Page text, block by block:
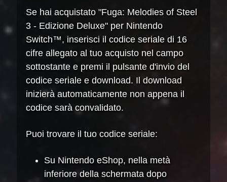
Se hai acquistato "Fuga: Melodies of Steel
3 - Edizione Deluxe" per Nintendo
Switch™, inserisci il codice seriale di 16
cifre allegato al tuo acquisto nel campo
sottostante e premi il pulsante d'invio del
codice seriale e download. Il download
inizierà automaticamente non appena il
codice sarà convalidato.
Puoi trovare il tuo codice seriale:
Su Nintendo eShop, nella metà
inferiore della schermata dopo